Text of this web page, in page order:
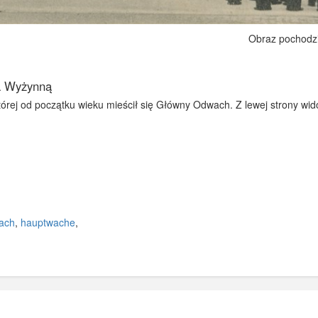
Obraz
od początku wieku mieścił się Główny Odwach. Z lewej strony
, hauptwache,